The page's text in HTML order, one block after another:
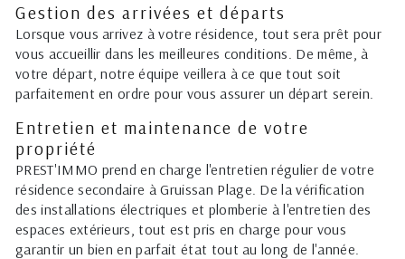
Gestion des arrivées et départs
Lorsque vous arrivez à votre résidence, tout sera prêt pour
vous accueillir dans les meilleures conditions. De même, à
votre départ, notre équipe veillera à ce que tout soit
parfaitement en ordre pour vous assurer un départ serein.
Entretien et maintenance de votre
propriété
PREST'IMMO prend en charge l'entretien régulier de votre
résidence secondaire à Gruissan Plage. De la vérification
des installations électriques et plomberie à l'entretien des
espaces extérieurs, tout est pris en charge pour vous
garantir un bien en parfait état tout au long de l'année.